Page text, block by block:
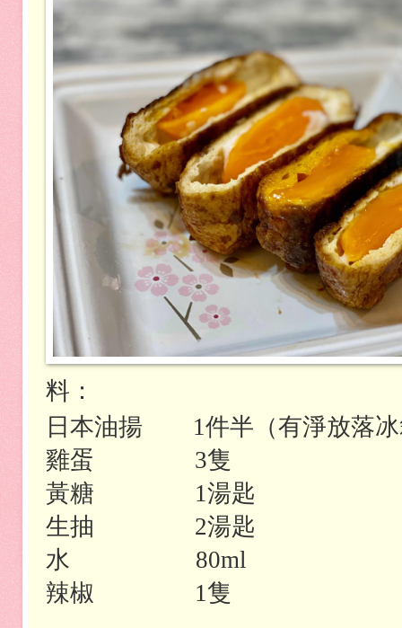
料：
日本油揚
1件半（有淨放落
雞蛋
3隻
黃糖
1湯匙
生抽
2湯匙
水
80ml
辣椒 1隻